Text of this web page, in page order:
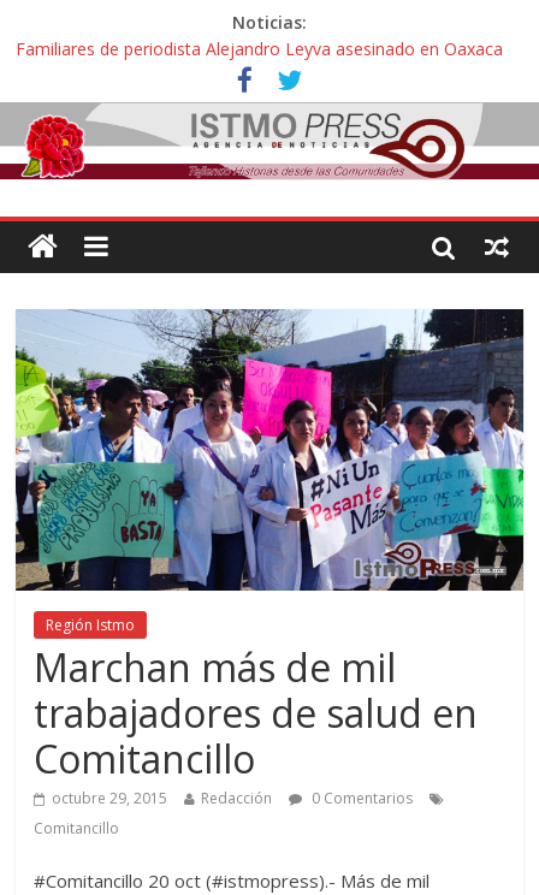
Noticias:
🎧Capítulo 2 : CUIDAR A MI HIJA CON SÍNDROME DE DOWN
Familiares de periodista Alejandro Leyva asesinado en Oaxaca
protestan y exigen justicia en desfile de delegaciones
Alertan pescadores de Juchitán, Oaxaca de nuevo despojo de su
territorio para construir un parque eólico
Pescadores y comuneros ikoots detienen la extracción ilegal de
material pétreo de gravera Oyamel
Un nuevo derrame de hidrocarburo afecta a Salina Cruz, Oaxaca;
ahora pescadores de Salinas del Marqués denuncian daños de
Pemex
Región Istmo
Marchan más de mil
trabajadores de salud en
Comitancillo
octubre 29, 2015 Redacción
0 Comentarios
Comitancillo
#Comitancillo 20 oct (#istmopress).- Más de mil